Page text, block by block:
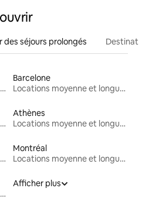
séjours prolongés
Locations moyenne et longue durée
Barcelone
Locations moyenne et longue durée
Locations moyenne et longue durée
Athènes
Locations moyenne et longue durée
Locations moyenne et longue durée
Montréal
Locations moyenne et longue durée
Locations moyenne et longue durée
Afficher plus